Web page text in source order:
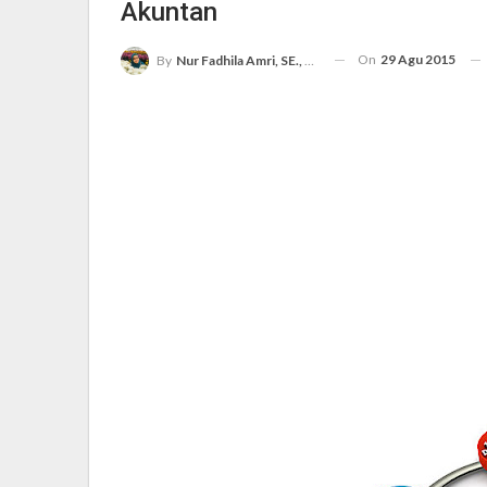
Akuntan
By Nur Fadhila Amri, SE., Ak., M.Si On 29 Agu 2015